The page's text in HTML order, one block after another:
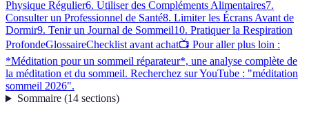
Physique Régulier6. Utiliser des Compléments Alimentaires7.
Consulter un Professionnel de Santé8. Limiter les Écrans Avant de
Dormir9. Tenir un Journal de Sommeil10. Pratiquer la Respiration
ProfondeGlossaireChecklist avant achat📺 Pour aller plus loin :
*Méditation pour un sommeil réparateur*, une analyse complète de
la méditation et du sommeil. Recherchez sur YouTube : "méditation
sommeil 2026".
Sommaire(14 sections)